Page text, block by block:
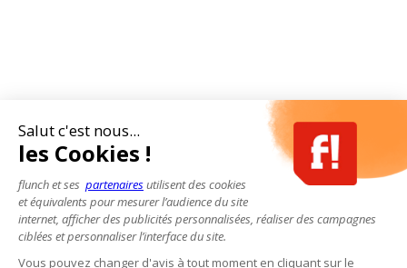
Salut c'est nous...
les Cookies !
flunch et ses partenairesutilisent des cookies
et équivalents pour mesurer l’audience du site
internet, afficher des publicités personnalisées, réaliser des campagnes
ciblées et personnaliser l’interface du site.
Vous pouvez changer d'avis à tout moment en cliquant sur le